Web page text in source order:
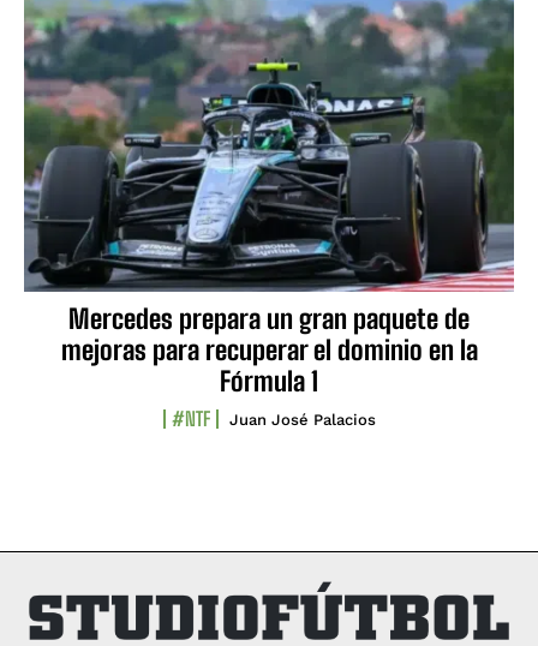
Mercedes prepara un gran paquete de
mejoras para recuperar el dominio en la
Fórmula 1
#NTF Juan José Palacios